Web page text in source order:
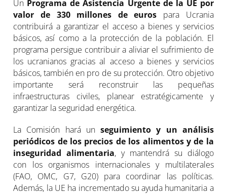
Un Programa de Asistencia Urgente de la UE por
valor de 330 millones de euros para Ucrania
contribuirá a garantizar el acceso a bienes y servicios
básicos, así como a la protección de la población. El
programa persigue contribuir a aliviar el sufrimiento de
los ucranianos gracias al acceso a bienes y servicios
básicos, también en pro de su protección. Otro objetivo
importante será reconstruir las pequeñas
infraestructuras civiles, planear estratégicamente y
garantizar la seguridad energética.
La Comisión hará unseguimiento y un análisis
periódicos de los precios de los alimentos y de la
inseguridad alimentaria, y mantendrá su diálogo
con los organismos internacionales y multilaterales
(FAO, OMC, G7, G20) para coordinar las políticas.
Además, la UE ha incrementado su ayuda humanitaria a